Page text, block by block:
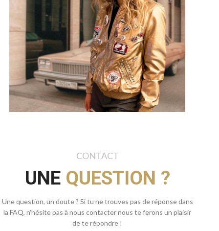
CONTACT
UNE QUESTION ?
Une question, un doute ? Si tu ne trouves pas de réponse dans
la FAQ, n'hésite pas à nous contacter nous te ferons un plaisir
de te répondre !